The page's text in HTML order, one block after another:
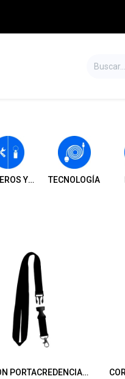
LLAVEROS Y HERRAMIENTAS TECNOLOGÍA
Agregar al Carrito
CORDON PORTACREDENCIAL Y PORTA LLAVES NEGRO